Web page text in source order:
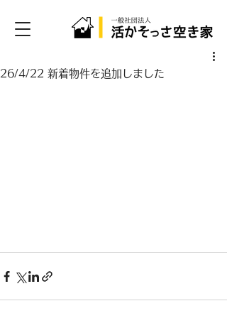
26/4/22 新着物件を追加しました